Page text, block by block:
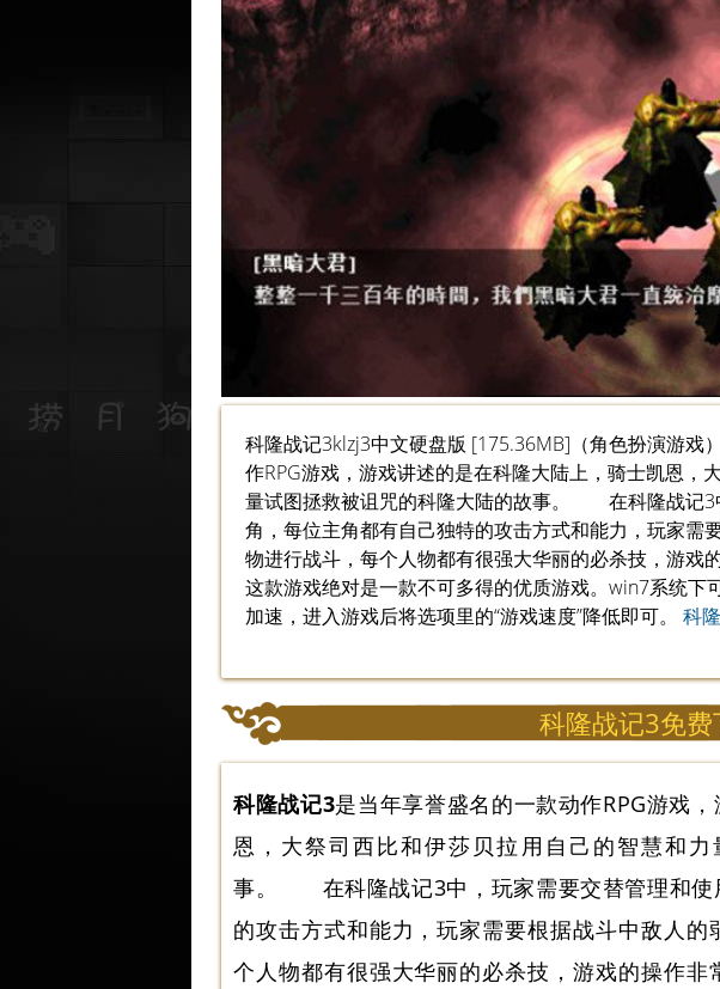
科隆战记3klzj3中文硬盘版 [175.36MB]（角色扮演游戏
作RPG游戏，游戏讲述的是在科隆大陆上，骑士凯恩，
量试图拯救被诅咒的科隆大陆的故事。 在科隆战记3
角，每位主角都有自己独特的攻击方式和能力，玩家需
物进行战斗，每个人物都有很强大华丽的必杀技，游戏
这款游戏绝对是一款不可多得的优质游戏。win7系统下
加速，进入游戏后将选项里的“游戏速度”降低即可。 科
科隆战记3免费
科隆战记3是当年享誉盛名的一款动作RPG游戏
恩，大祭司西比和伊莎贝拉用自己的智慧和
事。 在科隆战记3中，玩家需要交替管理和使
的攻击方式和能力，玩家需要根据战斗中敌人
个人物都有很强大华丽的必杀技，游戏的操作